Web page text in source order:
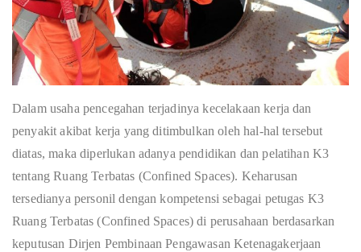
Dalam usaha pencegahan terjadinya kecelakaan kerja dan
penyakit akibat kerja yang ditimbulkan oleh hal-hal tersebut
diatas, maka diperlukan adanya pendidikan dan pelatihan K3
tentang Ruang Terbatas (Confined Spaces). Keharusan
tersedianya personil dengan kompetensi sebagai petugas K3
Ruang Terbatas (Confined Spaces) di perusahaan berdasarkan
keputusan Dirjen Pembinaan Pengawasan Ketenagakerjaan